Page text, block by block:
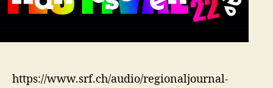
https://www.srf.ch/audio/regionaljournal-